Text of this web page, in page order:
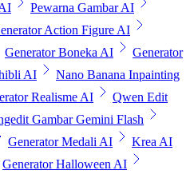
Pewarna Gambar AI
Action Figure AI
Generator Boneka AI
Generator
AI
Nano Banana Inpainting
Realisme AI
Qwen Edit
Gambar Gemini Flash
Generator Medali AI
Krea AI
Generator Halloween AI